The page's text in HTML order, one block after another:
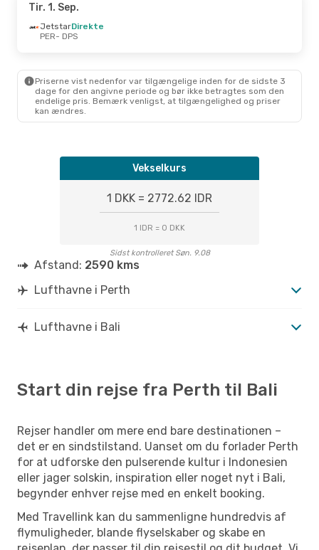
Søn. 20. Sep.- Fre. 25. Sep.
DPS
- PER
Man. 7. Sep. - Søn. 13. Sep.
- PER
Tir. 1. Sep.
JetstarDirekte
PER- DPS
Priserne vist nedenfor var tilgængelige inden for de sidste 3
dage for den angivne periode og bør ikke betragtes som den
endelige pris. Bemærk venligst, at tilgængelighed og priser
kan ændres.
Vekselkurs
1 DKK = 2772.62 IDR
1 IDR = 0 DKK
Sidst kontrolleret Søn. 9.08
Afstand: 2590 kms
Lufthavne i Perth
Lufthavne i Bali
Start din rejse fra Perth til Bali
Rejser handler om mere end bare destinationen –
det er en sindstilstand. Uanset om du forlader Perth
for at udforske den pulserende kultur i Indonesien
eller jager solskin, inspiration eller noget nyt i Bali,
begynder enhver rejse med en enkelt booking.
Med Travellink kan du sammenligne hundredvis af
flymuligheder, blande flyselskaber og skabe en